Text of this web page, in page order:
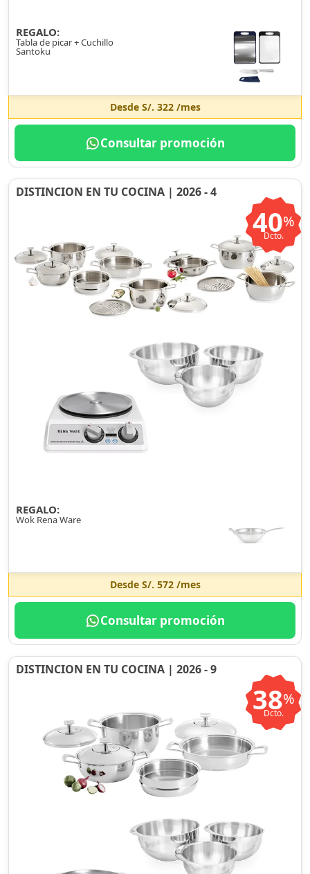
REGALO:
Tabla de picar + Cuchillo
Santoku
Desde S/. 322/mes
Consultar promoción
DISTINCION EN TU COCINA | 2026 - 4
40%
Dcto.
REGALO:
Wok Rena Ware
Desde S/. 572/mes
Consultar promoción
DISTINCION EN TU COCINA | 2026 - 9
38%
Dcto.